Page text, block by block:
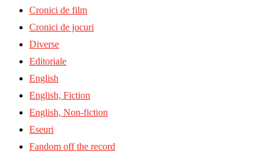
Cronici de film
Cronici de jocuri
Diverse
Editoriale
English
English, Fiction
English, Non-fiction
Eseuri
Fandom off the record